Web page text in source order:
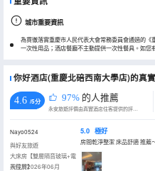
城市重要資訊
為貫徹落實重慶市人民代表大會常務委員會通過的
一次性用品；酒店餐廳不主動提供一次性餐具。如您
你好酒店(重慶北碚西南大學店)的真
4.6 /5分 97% 的人推薦
永安旅遊評價由真實酒店住客提供的評價。
Nayo0524
與好友旅遊
大床房【雙層隔音玻璃+電
視投屏】
入住於2026年06月
5.0 極好
房間乾淨整潔 床品舒適 推薦